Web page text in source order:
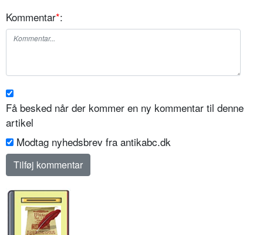
Kommentar*:
Få besked når der kommer en ny kommentar til denne
artikel
Modtag nyhedsbrev fra antikabc.dk